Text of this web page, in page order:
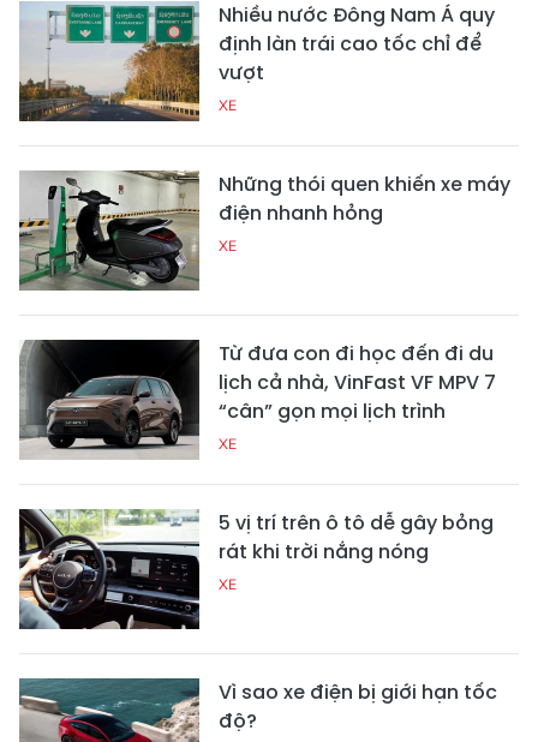
Nhiều nước Đông Nam Á quy
định làn trái cao tốc chỉ để
vượt
XE
Những thói quen khiến xe máy
điện nhanh hỏng
XE
Từ đưa con đi học đến đi du
lịch cả nhà, VinFast VF MPV 7
“cân” gọn mọi lịch trình
XE
5 vị trí trên ô tô dễ gây bỏng
rát khi trời nắng nóng
XE
Vì sao xe điện bị giới hạn tốc
độ?